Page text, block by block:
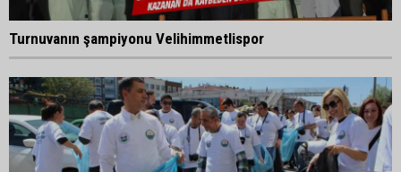
Turnuvanın şampiyonu Velihimmetlispor